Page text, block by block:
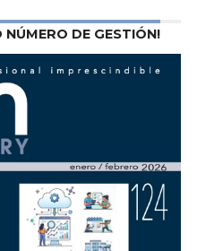
NÚMERO DE GESTIÓN!